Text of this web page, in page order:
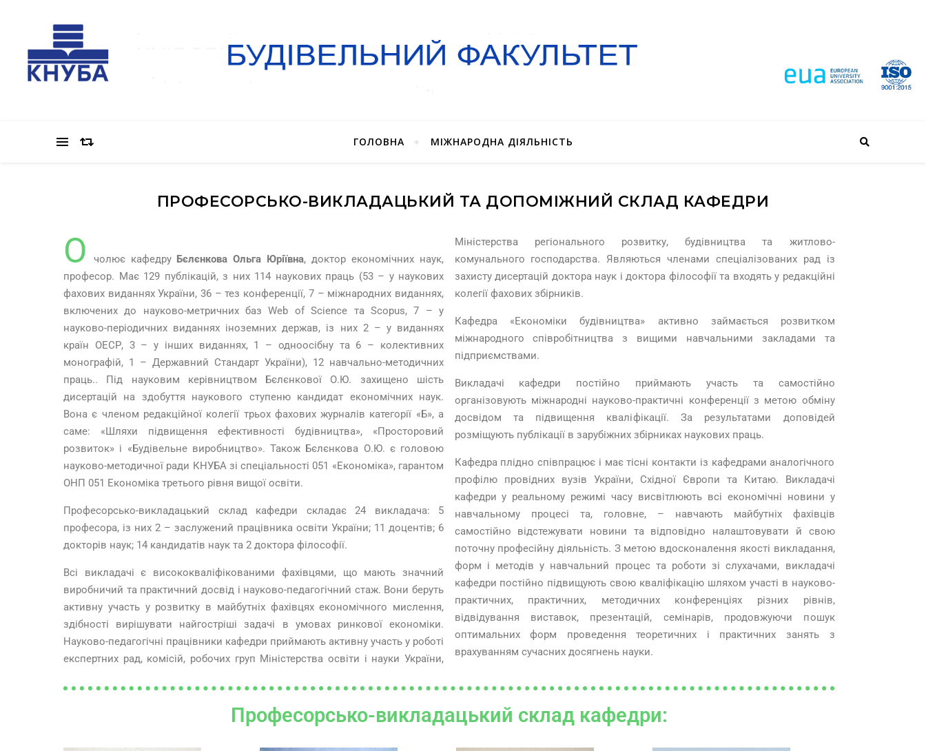
ГОЛОВНА МІЖНАРОДНА ДІЯЛЬНІСТЬ
ПРОФЕСОРСЬКО-ВИКЛАДАЦЬКИЙ ТА ДОПОМІЖНИЙ СКЛАД КАФЕДРИ
О чолює кафедру Бєлєнкова Ольга Юріївна, доктор економічних наук,
професор. Має 129 публікацій, з них 114 наукових праць (53 – у наукових
фахових виданнях України, 36 – тез конференції, 7 – міжнародних виданнях,
включених до науково-метричних баз Web of Science та Scopus, 7 – у
науково-періодичних виданнях іноземних держав, із них 2 – у виданнях
країн ОЕСР, 3 – у інших виданнях, 1 – одноосібну та 6 – колективних
монографій, 1 – Державний Стандарт України), 12 навчально-методичних
праць.. Під науковим керівництвом Бєлєнкової О.Ю. захищено шість
дисертацій на здобуття наукового ступеню кандидат економічних наук.
Вона є членом редакційної колегії трьох фахових журналів категорії «Б», а
саме: «Шляхи підвищення ефективності будівництва», «Просторовий
розвиток» і «Будівельне виробництво». Також Бєлєнкова О.Ю. є головою
науково-методичної ради КНУБА зі спеціальності 051 «Економіка», гарантом
ОНП 051 Економіка третього рівня вищої освіти.
Професорсько-викладацький склад кафедри складає 24 викладача: 5
професора, із них 2 – заслужений працівника освіти України; 11 доцентів; 6
докторів наук; 14 кандидатів наук та 2 доктора філософії.
Всі викладачі є висококваліфікованими фахівцями, що мають значний
виробничий та практичний досвід і науково-педагогічний стаж. Вони беруть
активну участь у розвитку в майбутніх фахівцях економічного мислення,
здібності вирішувати найгостріші задачі в умовах ринкової економіки.
Науково-педагогічні працівники кафедри приймають активну участь у роботі
експертних рад, комісій, робочих груп Міністерства освіти і науки України,
Міністерства регіонального розвитку, будівництва та житлово-
комунального господарства. Являються членами спеціалізованих рад із
захисту дисертацій доктора наук і доктора філософії та входять у редакційні
колегії фахових збірників.
Кафедра «Економіки будівництва» активно займається розвитком
міжнародного співробітництва з вищими навчальними закладами та
підприємствами.
Викладачі кафедри постійно приймають участь та самостійно
організовують міжнародні науково-практичні конференції з метою обміну
досвідом та підвищення кваліфікації. За результатами доповідей
розміщують публікації в зарубіжних збірниках наукових праць.
Кафедра плідно співпрацює і має тісні контакти із кафедрами аналогічного
профілю провідних вузів України, Східної Європи та Китаю. Викладачі
кафедри у реальному режимі часу висвітлюють всі економічні новини у
навчальному процесі та, головне, – навчають майбутніх фахівців
самостійно відстежувати новини та відповідно налаштовувати й свою
поточну професійну діяльність. З метою вдосконалення якості викладання,
форм і методів у навчальний процес та роботи зі слухачами, викладачі
кафедри постійно підвищують свою кваліфікацію шляхом участі в науково-
практичних, практичних, методичних конференціях різних рівнів,
відвідування виставок, презентацій, семінарів, продовжуючи пошук
оптимальних форм проведення теоретичних і практичних занять з
врахуванням сучасних досягнень науки.
Професорсько-викладацький склад кафедри: